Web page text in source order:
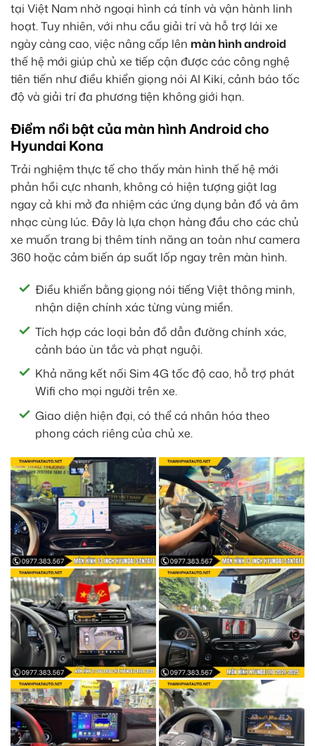
tại Việt Nam nhờ ngoại hình cá tính và vận hành linh
hoạt. Tuy nhiên, với nhu cầu giải trí và hỗ trợ lái xe
ngày càng cao, việc nâng cấp lên màn hình android
thế hệ mới giúp chủ xe tiếp cận được các công nghệ
tiên tiến như điều khiển giọng nói AI Kiki, cảnh báo tốc
độ và giải trí đa phương tiện không giới hạn.
Điểm nổi bật của màn hình Android cho
Hyundai Kona
Trải nghiệm thực tế cho thấy màn hình thế hệ mới
phản hồi cực nhanh, không có hiện tượng giật lag
ngay cả khi mở đa nhiệm các ứng dụng bản đồ và âm
nhạc cùng lúc. Đây là lựa chọn hàng đầu cho các chủ
xe muốn trang bị thêm tính năng an toàn như camera
360 hoặc cảm biến áp suất lốp ngay trên màn hình.
Điều khiển bằng giọng nói tiếng Việt thông minh,
nhận diện chính xác từng vùng miền.
Tích hợp các loại bản đồ dẫn đường chính xác,
cảnh báo ùn tắc và phạt nguội.
Khả năng kết nối Sim 4G tốc độ cao, hỗ trợ phát
Wifi cho mọi người trên xe.
Giao diện hiện đại, có thể cá nhân hóa theo
phong cách riêng của chủ xe.